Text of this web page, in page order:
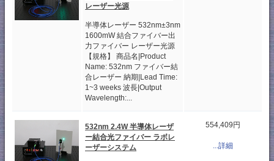
レーザー光源
半導体レーザー 532nm±3nm
1600mW 結合ファイバー出
力ファイバー レーザー光源
【規格】 商品名|Product
Name: 532nm ファイバー結
合レーザー 納期|Lead Time:
1~3 weeks 波長|Output
Wavelength:...
532nm 2.4W 半導体レーザ
ー結合光ファイバー ラボレ
ーザーシステム
554,409円
...詳細